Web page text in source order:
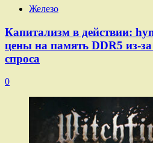
Железо
Капитализм в действии:
цены на память DDR5 из-
спроса
0